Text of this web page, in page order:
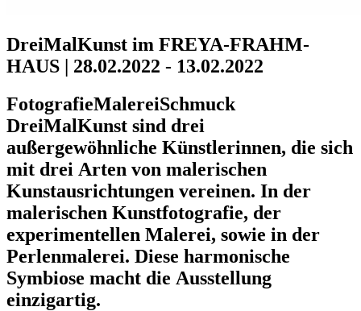
DreiMalKunst im FREYA-FRAHM-
HAUS | 28.02.2022 - 13.02.2022
FotografieMalereiSchmuck
DreiMalKunst sind drei
außergewöhnliche Künstlerinnen, die sich
mit drei Arten von malerischen
Kunstausrichtungen vereinen. In der
malerischen Kunstfotografie, der
experimentellen Malerei, sowie in der
Perlenmalerei. Diese harmonische
Symbiose macht die Ausstellung
einzigartig.